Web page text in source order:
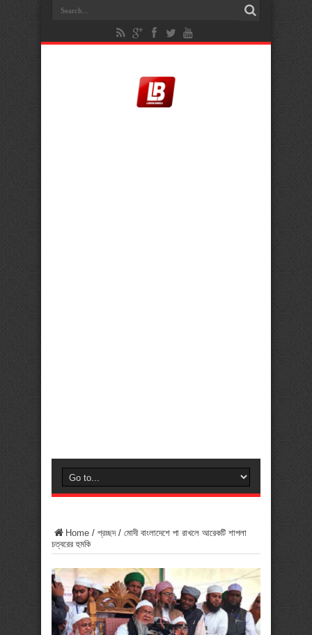
Home / প্রচ্ছদ/ মোদী বাংলাদেশে পা রাখলে আরেকটি শাপলা
চত্বরের হুমকি